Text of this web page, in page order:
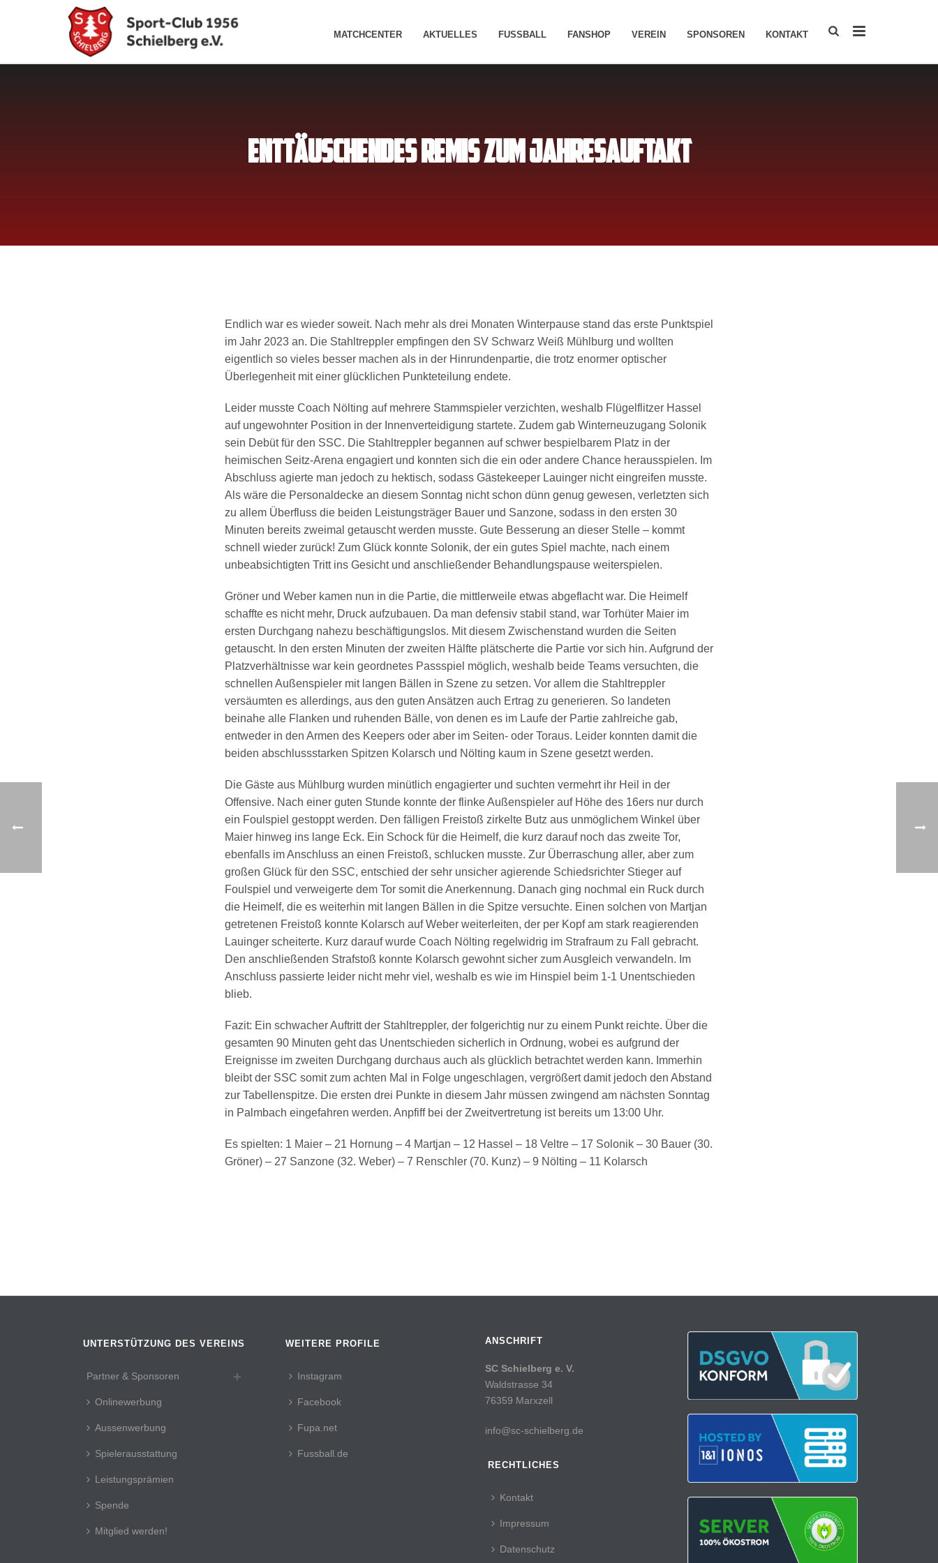
MATCHCENTER AKTUELLES FUSSBALL FANSHOP VEREIN SPONSOREN KONTAKT
ENTTÄUSCHENDES REMIS ZUM JAHRESAUFTAKT
Endlich war es wieder soweit. Nach mehr als drei Monaten Winterpause stand das erste Punktspiel
im Jahr 2023 an. Die Stahltreppler empfingen den SV Schwarz Weiß Mühlburg und wollten
eigentlich so vieles besser machen als in der Hinrundenpartie, die trotz enormer optischer
Überlegenheit mit einer glücklichen Punkteteilung endete.
Leider musste Coach Nölting auf mehrere Stammspieler verzichten, weshalb Flügelflitzer Hassel
auf ungewohnter Position in der Innenverteidigung startete. Zudem gab Winterneuzugang Solonik
sein Debüt für den SSC. Die Stahltreppler begannen auf schwer bespielbarem Platz in der
heimischen Seitz-Arena engagiert und konnten sich die ein oder andere Chance herausspielen. Im
Abschluss agierte man jedoch zu hektisch, sodass Gästekeeper Lauinger nicht eingreifen musste.
Als wäre die Personaldecke an diesem Sonntag nicht schon dünn genug gewesen, verletzten sich
zu allem Überfluss die beiden Leistungsträger Bauer und Sanzone, sodass in den ersten 30
Minuten bereits zweimal getauscht werden musste. Gute Besserung an dieser Stelle – kommt
schnell wieder zurück! Zum Glück konnte Solonik, der ein gutes Spiel machte, nach einem
unbeabsichtigten Tritt ins Gesicht und anschließender Behandlungspause weiterspielen.
Gröner und Weber kamen nun in die Partie, die mittlerweile etwas abgeflacht war. Die Heimelf
schaffte es nicht mehr, Druck aufzubauen. Da man defensiv stabil stand, war Torhüter Maier im
ersten Durchgang nahezu beschäftigungslos. Mit diesem Zwischenstand wurden die Seiten
getauscht. In den ersten Minuten der zweiten Hälfte plätscherte die Partie vor sich hin. Aufgrund der
Platzverhältnisse war kein geordnetes Passspiel möglich, weshalb beide Teams versuchten, die
schnellen Außenspieler mit langen Bällen in Szene zu setzen. Vor allem die Stahltreppler
versäumten es allerdings, aus den guten Ansätzen auch Ertrag zu generieren. So landeten
beinahe alle Flanken und ruhenden Bälle, von denen es im Laufe der Partie zahlreiche gab,
entweder in den Armen des Keepers oder aber im Seiten- oder Toraus. Leider konnten damit die
beiden abschlussstarken Spitzen Kolarsch und Nölting kaum in Szene gesetzt werden.
Die Gäste aus Mühlburg wurden minütlich engagierter und suchten vermehrt ihr Heil in der
Offensive. Nach einer guten Stunde konnte der flinke Außenspieler auf Höhe des 16ers nur durch
ein Foulspiel gestoppt werden. Den fälligen Freistoß zirkelte Butz aus unmöglichem Winkel über
Maier hinweg ins lange Eck. Ein Schock für die Heimelf, die kurz darauf noch das zweite Tor,
ebenfalls im Anschluss an einen Freistoß, schlucken musste. Zur Überraschung aller, aber zum
großen Glück für den SSC, entschied der sehr unsicher agierende Schiedsrichter Stieger auf
Foulspiel und verweigerte dem Tor somit die Anerkennung. Danach ging nochmal ein Ruck durch
die Heimelf, die es weiterhin mit langen Bällen in die Spitze versuchte. Einen solchen von Martjan
getretenen Freistoß konnte Kolarsch auf Weber weiterleiten, der per Kopf am stark reagierenden
Lauinger scheiterte. Kurz darauf wurde Coach Nölting regelwidrig im Strafraum zu Fall gebracht.
Den anschließenden Strafstoß konnte Kolarsch gewohnt sicher zum Ausgleich verwandeln. Im
Anschluss passierte leider nicht mehr viel, weshalb es wie im Hinspiel beim 1-1 Unentschieden
blieb.
Fazit: Ein schwacher Auftritt der Stahltreppler, der folgerichtig nur zu einem Punkt reichte. Über die
gesamten 90 Minuten geht das Unentschieden sicherlich in Ordnung, wobei es aufgrund der
Ereignisse im zweiten Durchgang durchaus auch als glücklich betrachtet werden kann. Immerhin
bleibt der SSC somit zum achten Mal in Folge ungeschlagen, vergrößert damit jedoch den Abstand
zur Tabellenspitze. Die ersten drei Punkte in diesem Jahr müssen zwingend am nächsten Sonntag
in Palmbach eingefahren werden. Anpfiff bei der Zweitvertretung ist bereits um 13:00 Uhr.
Es spielten: 1 Maier – 21 Hornung – 4 Martjan – 12 Hassel – 18 Veltre – 17 Solonik – 30 Bauer (30.
Gröner) – 27 Sanzone (32. Weber) – 7 Renschler (70. Kunz) – 9 Nölting – 11 Kolarsch
UNTERSTÜTZUNG DES VEREINS
Partner & Sponsoren
Onlinewerbung
Aussenwerbung
Spielerausstattung
Leistungsprämien
Spende
Mitglied werden!
WEITERE PROFILE
Instagram
Facebook
Fupa.net
Fussball.de
ANSCHRIFT
SC Schielberg e. V.
Waldstrasse 34
76359 Marxzell
info@sc-schielberg.de
RECHTLICHES
Kontakt
Impressum
Datenschutz